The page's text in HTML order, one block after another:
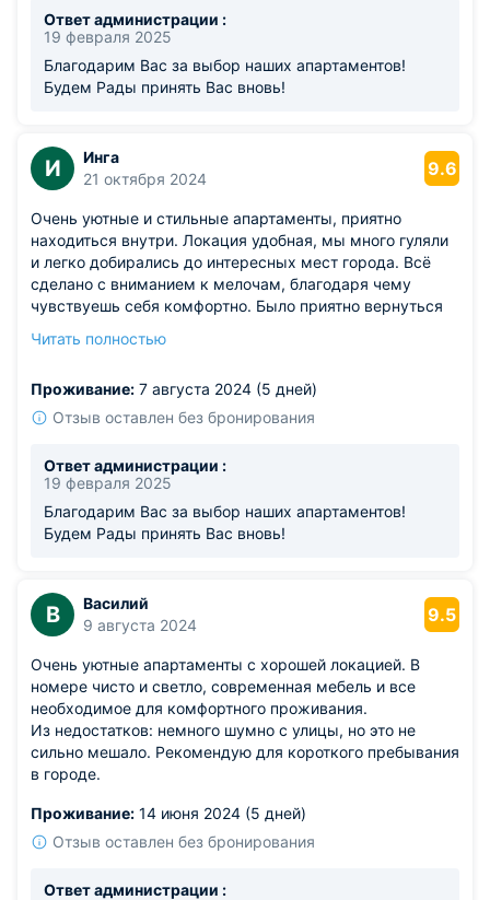
Ответ администрации :
19 февраля 2025
Благодарим Вас за выбор наших апартаментов!
Будем Рады принять Вас вновь!
И
Инга
21 октября 2024
9.6
Очень уютные и стильные апартаменты, приятно
находиться внутри. Локация удобная, мы много гуляли
и легко добирались до интересных мест города. Всё
сделано с вниманием к мелочам, благодаря чему
чувствуешь себя комфортно. Было приятно вернуться
Из недостатков: нам не хватило посуды на кухне,
Читать полностью
Проживание: 7 августа 2024 (5 дней)
Отзыв оставлен без бронирования
Ответ администрации :
19 февраля 2025
Благодарим Вас за выбор наших апартаментов!
Будем Рады принять Вас вновь!
В
Василий
9 августа 2024
9.5
Очень уютные апартаменты с хорошей локацией. В
номере чисто и светло, современная мебель и все
необходимое для комфортного проживания.
Из недостатков: немного шумно с улицы, но это не
сильно мешало. Рекомендую для короткого пребывания
в городе.
Проживание: 14 июня 2024 (5 дней)
Отзыв оставлен без бронирования
Ответ администрации :